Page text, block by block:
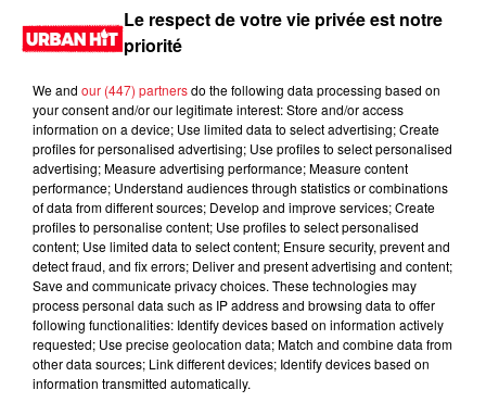
0:00 2 min 10 sec
11 novembre 2025 - 2 min 10 sec
MORNING SHOW 08H35 du 11.11.2025
Le respect de votre vie privée est notre
priorité
We and our (447) partnersdo the following data processing based on
your consent and/or our legitimate interest: Store and/or access
information on a device; Use limited data to select advertising; Create
profiles for personalised advertising; Use profiles to select personalised
advertising; Measure advertising performance; Measure content
performance; Understand audiences through statistics or combinations
of data from different sources; Develop and improve services; Create
profiles to personalise content; Use profiles to select personalised
content; Use limited data to select content; Ensure security, prevent and
detect fraud, and fix errors; Deliver and present advertising and content;
Save and communicate privacy choices. These technologies may
process personal data such as IP address and browsing data to offer
following functionalities: Identify devices based on information actively
requested; Use precise geolocation data; Match and combine data from
other data sources; Link different devices; Identify devices based on
information transmitted automatically.